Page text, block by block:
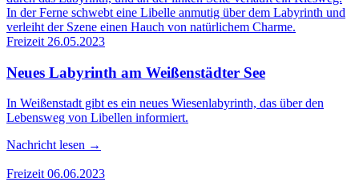
Freizeit 26.05.2023
Neu­es Laby­rinth am Wei­ßen­städ­ter See
In Weißenstadt gibt es ein neues Wiesenlabyrinth, das über den
Lebensweg von Libellen informiert.
Nachricht lesen →
Freizeit 06.06.2023